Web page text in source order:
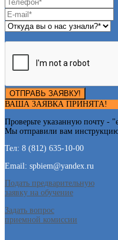
ОТПРАВЬ ЗАЯВКУ!
ВАША ЗАЯВКА ПРИНЯТА!
Проверьте указанную почту - "
Мы отправили вам
Тел: 8 (812) 635-10-00
Email: spbiem@yandex.ru
Подать предварительную
заявку на обучение
Задать вопрос
приемной комиссии